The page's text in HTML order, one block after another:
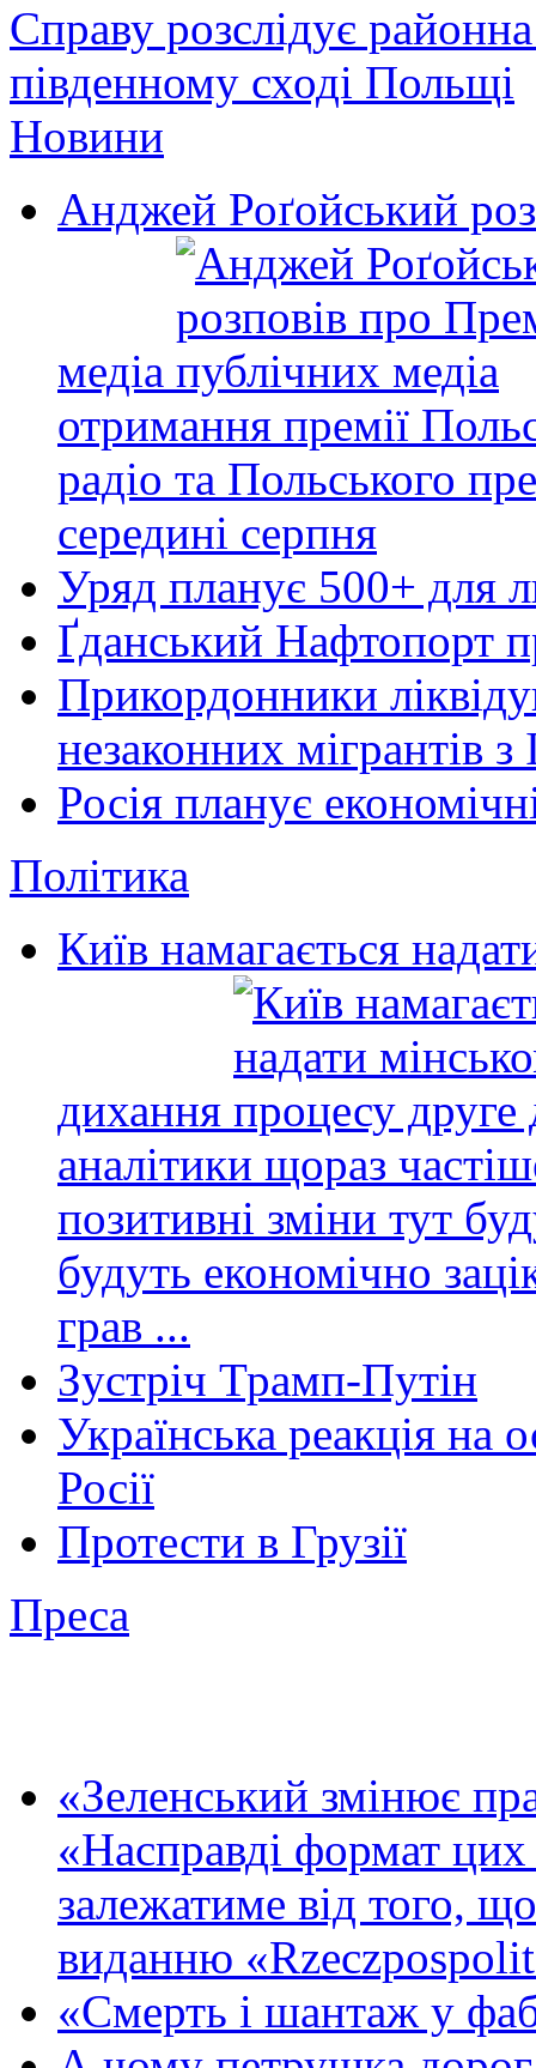
Справу розслідує
південному сході Польщі
Новини
Анджей Роґойський
медіа
отримання премії
радіо та Польського
середині серпня
Уряд планує 500+ для
Ґданський Нафтопорт
Прикордонники
незаконних мігрантів з
Росія планує
Політика
Київ намагається
дихання
аналітики щораз
позитивні зміни тут
будуть економічно
грав ...
Зустріч Трамп-Путін
Українська реакція
Росії
Протести в Грузії
Преса
«Зеленський змінює
«Насправді формат
залежатиме від того,
виданню
«Смерть і шантаж у